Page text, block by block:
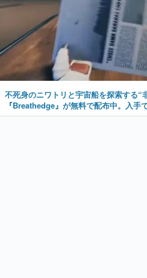
不死身のニワトリと宇宙船を探索する“
『Breathedge』が無料で配布中。入手